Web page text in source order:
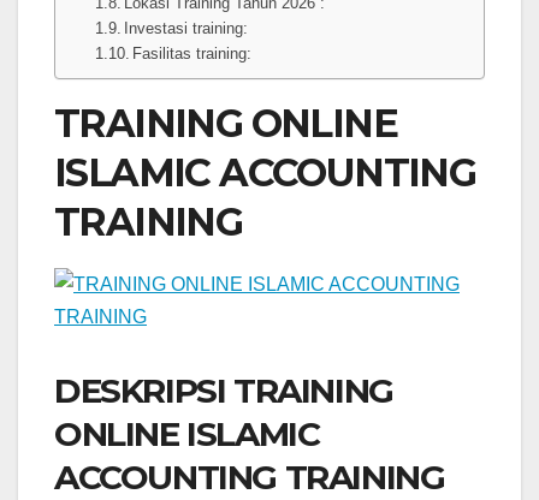
Investasi training:
Fasilitas training:
TRAINING ONLINE
ISLAMIC ACCOUNTING
TRAINING
DESKRIPSI TRAINING
ONLINE ISLAMIC
ACCOUNTING TRAINING